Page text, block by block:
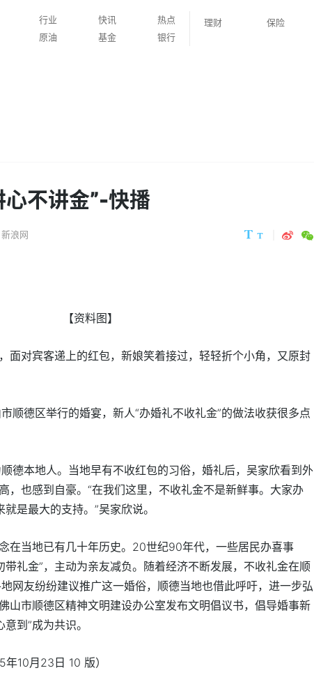
行业 快讯
热点
原油 基金 银行
理财 保险
心不讲金”-快播
新浪网
【资料图】
面对宾客递上的红包，新娘笑着接过，轻轻折个小角，又原封
顺德区举行的婚宴，新人“办婚礼不收礼金”的做法收获很多点
德本地人。当地早有不收红包的习俗，婚礼后，吴家欣看到外
，也感到自豪。“在我们这里，不收礼金不是新鲜事。大家办
是最大的支持。”吴家欣说。
在当地已有几十年历史。20世纪90年代，一些居民办喜事
带礼金”，主动为亲友减负。随着经济不断发展，不收礼金在顺
网友纷纷建议推广这一婚俗，顺德当地也借此呼吁，进一步弘
山市顺德区精神文明建设办公室发布文明倡议书，倡导婚事新
到”成为共识。
10月23日 10 版）